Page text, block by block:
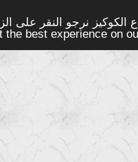
نرجو النقر على
best experience on